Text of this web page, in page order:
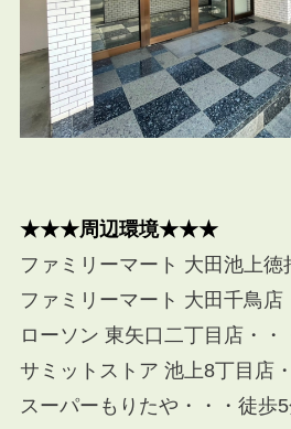
★★★周辺環境★★★
ファミリーマート 大田池上徳
ファミリーマート 大田千鳥店
ローソン 東矢口二丁目店・・
サミットストア 池上8丁目店
スーパーもりたや・・・徒歩